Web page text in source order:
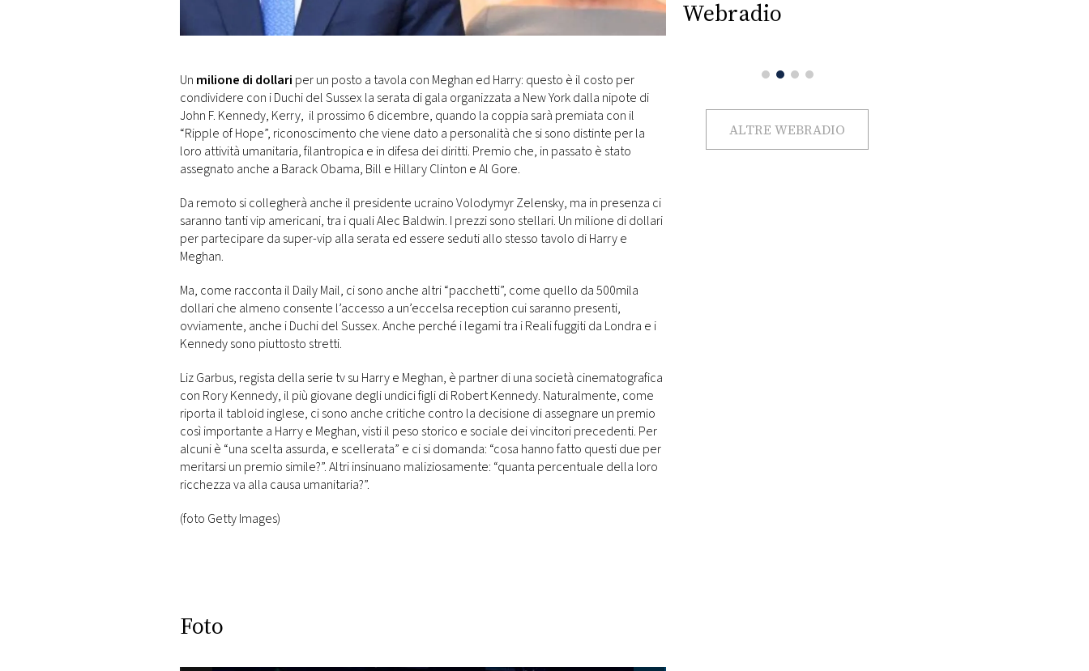
MONACO
RMC
CONSIGLIA
Un milione di dollari per un posto a tavola con Meghan ed Harry: questo è il costo per
condividere con i Duchi del Sussex la serata di gala organizzata a New York dalla nipote di
John F. Kennedy, Kerry, il prossimo 6 dicembre, quando la coppia sarà premiata con il
“Ripple of Hope”, riconoscimento che viene dato a personalità che si sono distinte per la
loro attività umanitaria, filantropica e in difesa dei diritti. Premio che, in passato è stato
assegnato anche a Barack Obama, Bill e Hillary Clinton e Al Gore.
Da remoto si collegherà anche il presidente ucraino Volodymyr Zelensky, ma in presenza ci
saranno tanti vip americani, tra i quali Alec Baldwin. I prezzi sono stellari. Un milione di dollari
per partecipare da super-vip alla serata ed essere seduti allo stesso tavolo di Harry e
Meghan.
Ma, come racconta il Daily Mail, ci sono anche altri “pacchetti”, come quello da 500mila
dollari che almeno consente l’accesso a un’eccelsa reception cui saranno presenti,
ovviamente, anche i Duchi del Sussex. Anche perché i legami tra i Reali fuggiti da Londra e i
Kennedy sono piuttosto stretti.
Liz Garbus, regista della serie tv su Harry e Meghan, è partner di una società cinematografica
con Rory Kennedy, il più giovane degli undici figli di Robert Kennedy. Naturalmente, come
riporta il tabloid inglese, ci sono anche critiche contro la decisione di assegnare un premio
così importante a Harry e Meghan, visti il peso storico e sociale dei vincitori precedenti. Per
alcuni è “una scelta assurda, e scellerata” e ci si domanda: “cosa hanno fatto questi due per
meritarsi un premio simile?”. Altri insinuano maliziosamente: “quanta percentuale della loro
ricchezza va alla causa umanitaria?”.
(foto Getty Images)
Foto
Webradio
ALTRE WEBRADIO